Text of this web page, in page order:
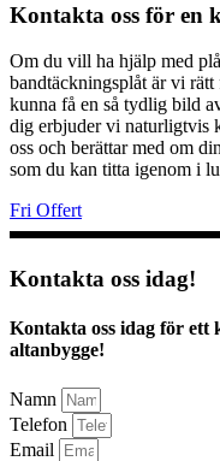
Kontakta oss för en
Om du vill ha hjälp med
bandtäckningsplåt är vi
kunna få en så tydlig bild
dig erbjuder vi naturligtvis
oss och berättar med om
som du kan titta igenom i
Fri Offert
Kontakta oss idag!
Kontakta oss idag för ett
altanbygge!
Namn
Telefon
Email